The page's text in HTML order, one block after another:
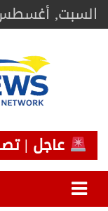
Skip
toالسبت, أغسطس 8,
BAZNEWS
شبكة بازعاجل |